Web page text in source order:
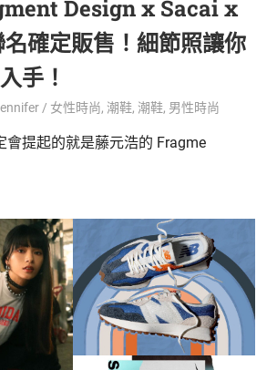
Design x Sacai x
確定販售！細節照讓你
手！
女性時尚, 潮鞋, 潮鞋, 男性時尚
會提起的就是藤元浩的 Fragme